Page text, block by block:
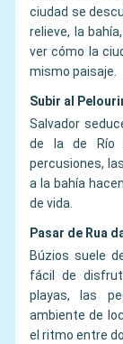
ciudad se
relieve, la
ver cómo la
mismo paisaje.
Subir al
Salvador
de la de Río
percusiones,
a la bahía
de vida.
Pasar de Rua
Búzios suele
fácil de
playas, las
ambiente de
el ritmo entre